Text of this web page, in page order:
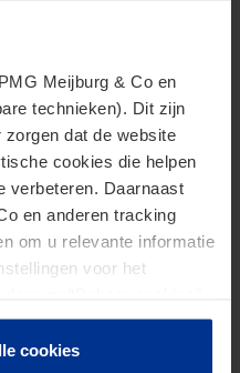
Meijburg & Co en
technieken). Dit zijn
dat de website
cookies die helpen
verbeteren. Daarnaast
en anderen tracking
om u relevante informatie
voor het
alle cookies” klikt, geeft u
alle cookies. Deze
cookies
hoge aantal
no-cure-no-
samenhangende
ze moeten